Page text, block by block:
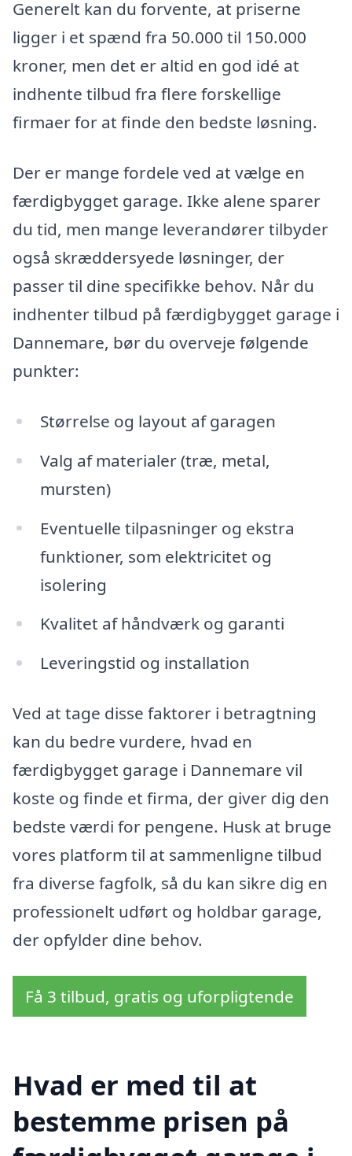
Generelt kan du forvente, at priserne
ligger i et spænd fra 50.000 til 150.000
kroner, men det er altid en god idé at
indhente tilbud fra flere forskellige
firmaer for at finde den bedste løsning.
Der er mange fordele ved at vælge en
færdigbygget garage. Ikke alene sparer
du tid, men mange leverandører tilbyder
også skræddersyede løsninger, der
passer til dine specifikke behov. Når du
indhenter tilbud på færdigbygget garage i
Dannemare, bør du overveje følgende
punkter:
Størrelse og layout af garagen
Valg af materialer (træ, metal,
mursten)
Eventuelle tilpasninger og ekstra
funktioner, som elektricitet og
isolering
Kvalitet af håndværk og garanti
Leveringstid og installation
Ved at tage disse faktorer i betragtning
kan du bedre vurdere, hvad en
færdigbygget garage i Dannemare vil
koste og finde et firma, der giver dig den
bedste værdi for pengene. Husk at bruge
vores platform til at sammenligne tilbud
fra diverse fagfolk, så du kan sikre dig en
professionelt udført og holdbar garage,
der opfylder dine behov.
Få 3 tilbud, gratis og uforpligtende
Hvad er med til at
bestemme prisen på